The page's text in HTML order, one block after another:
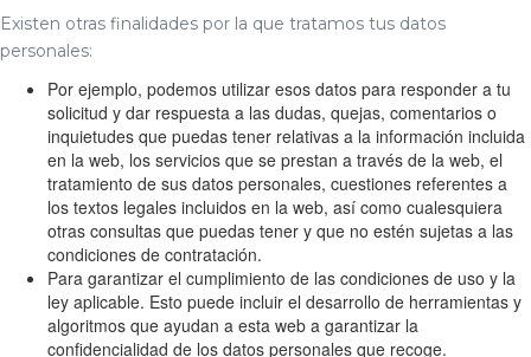
Existen otras finalidades por la que tratamos tus datos
personales:
Por ejemplo, podemos utilizar esos datos para responder a tu
solicitud y dar respuesta a las dudas, quejas, comentarios o
inquietudes que puedas tener relativas a la información incluida
en la web, los servicios que se prestan a través de la web, el
tratamiento de sus datos personales, cuestiones referentes a
los textos legales incluidos en la web, así como cualesquiera
otras consultas que puedas tener y que no estén sujetas a las
condiciones de contratación.
Para garantizar el cumplimiento de las condiciones de uso y la
ley aplicable. Esto puede incluir el desarrollo de herramientas y
algoritmos que ayudan a esta web a garantizar la
confidencialidad de los datos personales que recoge.